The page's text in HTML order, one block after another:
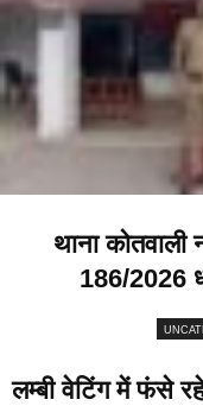
थाना कोतवाली
186/2026
लम्बी वेटिंग में फंसे